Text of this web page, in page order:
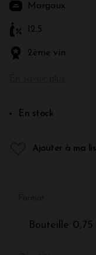
Margaux
12.5
2ème vin
En stock
Ajouter à ma
Bouteille 0,75